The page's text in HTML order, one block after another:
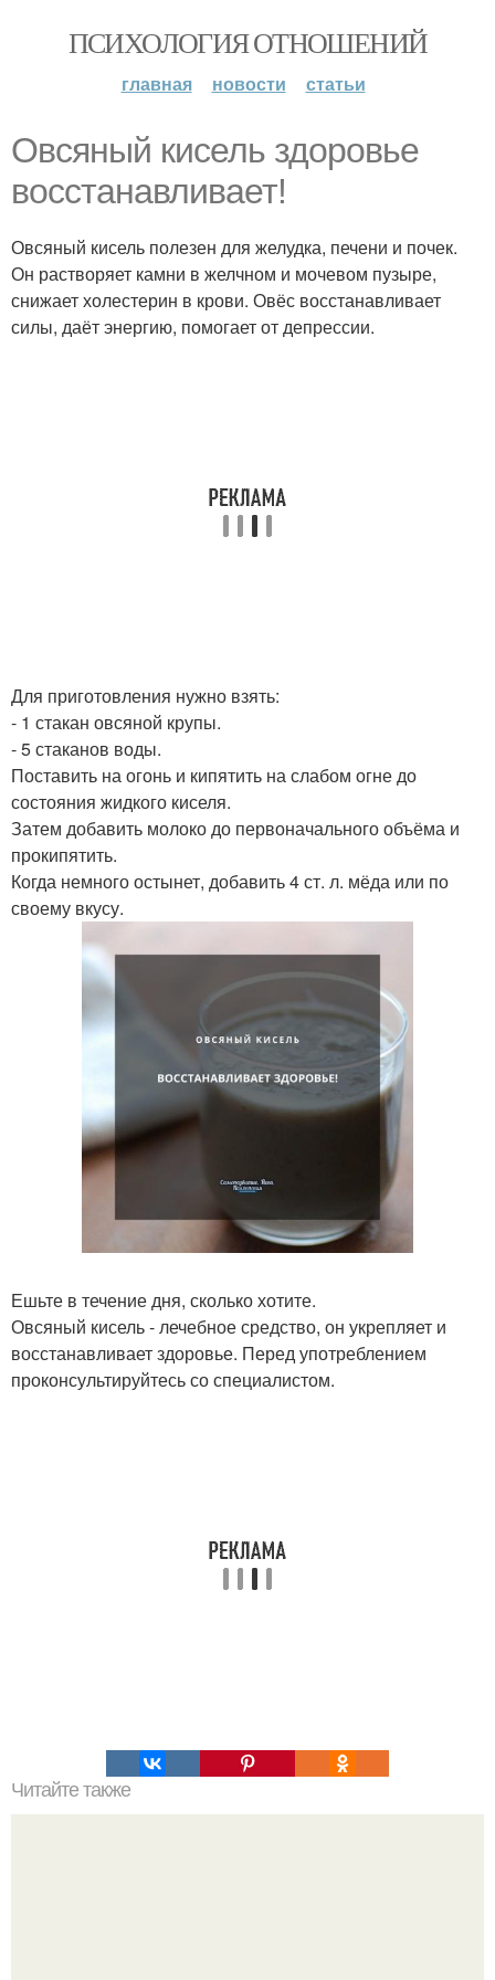
ПСИХОЛОГИЯ ОТНОШЕНИЙ
главная новости статьи
Овсяный кисель здоровье
восстанавливает!
Овсяный кисель полезен для желудка, печени и почек.
Он растворяет камни в желчном и мочевом пузыре,
снижает холестерин в крови. Овёс восстанавливает
силы, даёт энергию, помогает от депрессии.
Для приготовления нужно взять:
- 1 стакан овсяной крупы.
- 5 стаканов воды.
Поставить на огонь и кипятить на слабом огне до
состояния жидкого киселя.
Затем добавить молоко до первоначального объёма и
прокипятить.
Когда немного остынет, добавить 4 ст. л. мёда или по
своему вкусу.
Ешьте в течение дня, сколько хотите.
Овсяный кисель - лечебное средство, он укрепляет и
восстанавливает здоровье. Перед употреблением
проконсультируйтесь со специалистом.
Читайте также